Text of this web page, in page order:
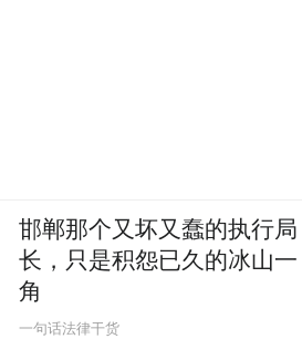
邯郸那个又坏又蠢的执行局
长，只是积怨已久的冰山一
角
一句话法律干货